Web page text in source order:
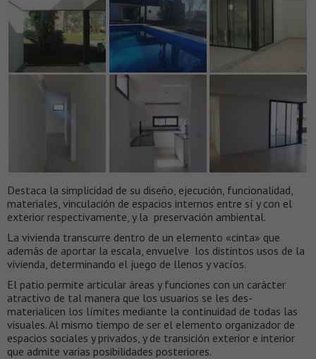
Destaca la simplicidad de su diseño, ejecución, funcionalidad,
materiales, vinculación de espacios internos entre sí y con el
exterior respectivamente, y la preservación ambiental.
La vivienda transcurre dentro de un elemento «cinta» que
además de aportar la escala, envuelve los distintos usos de la
vivienda, determinando el juego de llenos y vacíos.
El patio permite articular áreas y funciones con un carácter
atractivo de tal manera que los usuarios se les des-
materialicen los límites mediante la continuidad de todas las
visuales. Al mismo tiempo de ser el elemento organizador de
espacios sociales y privados, y de transición exterior e interior
que admite varias posibilidades posteriores.